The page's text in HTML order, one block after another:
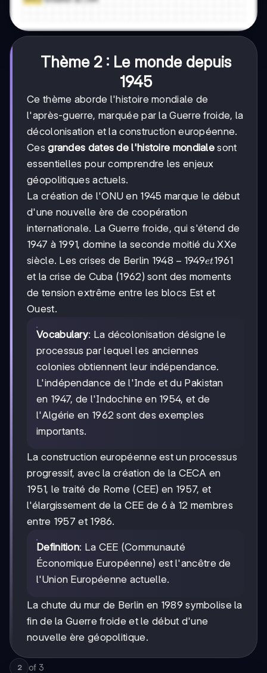
Thème 2 : Le monde depuis
1945
Ce thème aborde l'histoire mondiale de
l'après-guerre, marquée par la Guerre froide, la
décolonisation et la construction européenne.
Cesgrandes dates de l'histoire mondiale sont
essentielles pour comprendre les enjeux
géopolitiques actuels.
La création de l'ONU en 1945 marque le début
d'une nouvelle ère de coopération
internationale. La Guerre froide, qui s'étend de
1947 à 1991, domine la seconde moitié du XXe
siècle. Les crises de Berlin 1948-
1949
et
1961
1948 − 1949et1961
et la crise de Cuba (1962) sont des moments
de tension extrême entre les blocs Est et
Ouest.
Vocabulary: La décolonisation désigne le
processus par lequel les anciennes
colonies obtiennent leur indépendance.
L'indépendance de l'Inde et du Pakistan
en 1947, de l'Indochine en 1954, et de
l'Algérie en 1962 sont des exemples
importants.
La construction européenne est un processus
progressif, avec la création de la CECA en
1951, le traité de Rome (CEE) en 1957, et
l'élargissement de la CEE de 6 à 12 membres
entre 1957 et 1986.
Definition: La CEE (Communauté
Économique Européenne) est l'ancêtre de
l'Union Européenne actuelle.
La chute du mur de Berlin en 1989 symbolise la
fin de la Guerre froide et le début d'une
nouvelle ère géopolitique.
2 of 3